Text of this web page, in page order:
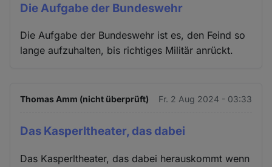
Die Aufgabe der Bundeswehr
Die Aufgabe der Bundeswehr ist es, den Feind so
lange aufzuhalten, bis richtiges Militär anrückt.
Thomas Amm (nicht überprüft) Fr. 2 Aug 2024 - 03:33
Das Kasperltheater, das dabei
Das Kasperltheater, das dabei herauskommt wenn